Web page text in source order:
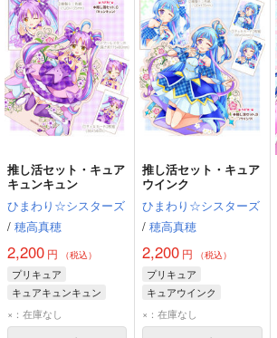
推し活セット・キュア
キュンキュン
ひまわり☆シスターズ
/ 穂高真穂
2,200 円 （税込）
プリキュア
キュアキュンキュン
×：在庫なし
推し活セット・キュア
ウインク
ひまわり☆シスターズ
/ 穂高真穂
2,200 円 （税込）
プリキュア
キュアウインク
×：在庫なし